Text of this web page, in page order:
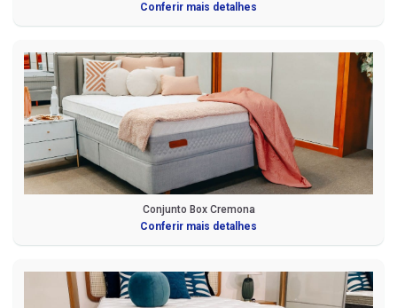
Conferir mais detalhes
Conjunto Box Cremona
Conferir mais detalhes